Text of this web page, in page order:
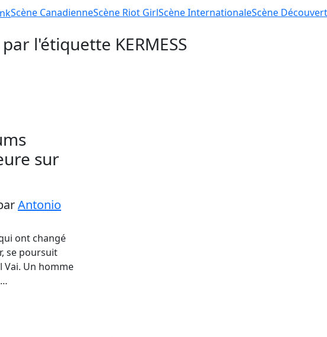
Scène CanadienneScène Riot GirlScèneInternationaleScène
par l'étiquette KERMESS
sur
Antonio
ont changé
se poursuit
Vai. Un homme